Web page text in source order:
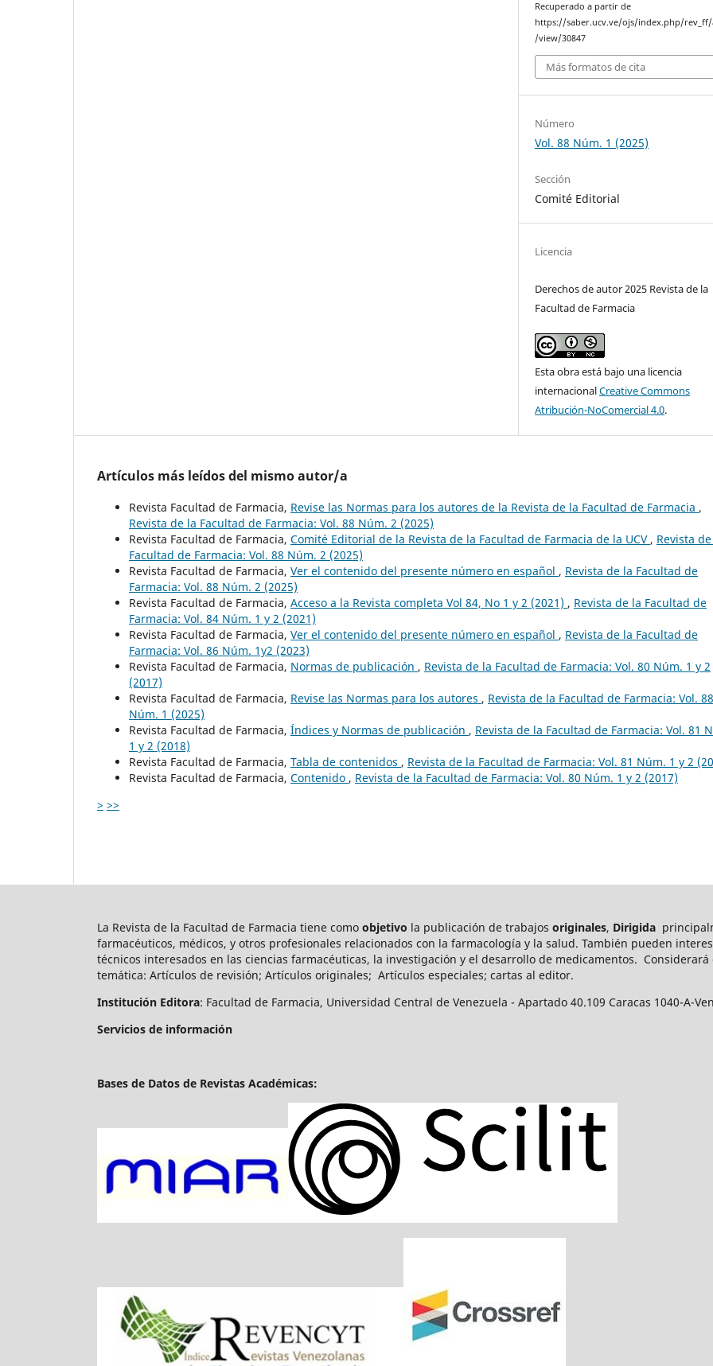
Recuperado a partir de
https://saber.ucv.ve/ojs/index.php/
/view/30847
Más formatos de cita
Número
Vol. 88 Núm. 1 (2025)
Sección
Comité Editorial
Licencia
Derechos de autor 2025 Revista de la
Facultad de Farmacia
Esta obra está bajo una licencia
internacionalCreative Commons
Atribución-NoComercial 4.0.
Artículos más leídos del mismo autor/a
Revista Facultad de Farmacia, Revise las Normas para los autores de la Revista de la Facultad de Farmacia ,
Revista de la Facultad de Farmacia: Vol. 88 Núm. 2 (2025)
Revista Facultad de Farmacia, Comité Editorial de la Revista de la Facultad de Farmacia de la UCV , Revista
Facultad de Farmacia: Vol. 88 Núm. 2 (2025)
Revista Facultad de Farmacia, Ver el contenido del presente número en español , Revista de la Facultad de
Farmacia: Vol. 88 Núm. 2 (2025)
Revista Facultad de Farmacia, Acceso a la Revista completa Vol 84, No 1 y 2 (2021) , Revista de la Facultad de
Farmacia: Vol. 84 Núm. 1 y 2 (2021)
Revista Facultad de Farmacia, Ver el contenido del presente número en español , Revista de la Facultad de
Farmacia: Vol. 86 Núm. 1y2 (2023)
Revista Facultad de Farmacia, Normas de publicación , Revista de la Facultad de Farmacia: Vol. 80 Núm. 1 y 2
(2017)
Revista Facultad de Farmacia, Revise las Normas para los autores , Revista de la Facultad de Farmacia: Vol. 88
Núm. 1 (2025)
Revista Facultad de Farmacia, Índices y Normas de publicación , Revista de la Facultad de Farmacia: Vol. 81
1 y 2 (2018)
Revista Facultad de Farmacia, Tabla de contenidos , Revista de la Facultad de Farmacia: Vol. 81 Núm. 1 y 2
Revista Facultad de Farmacia, Contenido , Revista de la Facultad de Farmacia: Vol. 80 Núm. 1 y 2 (2017)
> >>
La Revista de la Facultad de Farmacia tiene como objetivo la publicación de trabajos originales, Dirigida
farmacéuticos, médicos, y otros profesionales relacionados con la farmacología y la salud. También pueden int
técnicos interesados en las ciencias farmacéuticas, la investigación y el desarrollo de medicamentos.
temática: Artículos de revisión; Artículos originales; Artículos especiales; cartas al editor.
Institución Editora: Facultad de Farmacia, Universidad Central de Venezuela - Apartado 40.109 Caracas 1040-A-
Servicios de información
Bases de Datos de Revistas Académicas: